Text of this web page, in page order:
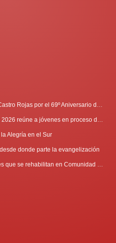
Alegría en el Sur
donde parte la evangelización